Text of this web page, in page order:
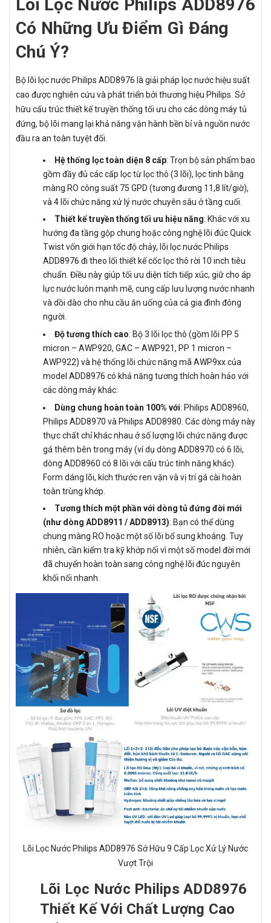
Lõi Lọc Nước Philips ADD8976
Có Những Ưu Điểm Gì Đáng
Chú Ý?
Bộ lõi lọc nước Philips ADD8976 là giải pháp lọc nước hiệu suất
cao được nghiên cứu và phát triển bởi thương hiệu Philips. Sở
hữu cấu trúc thiết kế truyền thống tối ưu cho các dòng máy tủ
đứng, bộ lõi mang lại khả năng vận hành bền bỉ và nguồn nước
đầu ra an toàn tuyệt đối.
Hệ thống lọc toàn diện 8 cấp: Trọn bộ sản phẩm bao
gồm đầy đủ các cấp lọc từ lọc thô (3 lõi), lọc tinh bằng
màng RO công suất 75 GPD (tương đương 11,8 lít/giờ),
và 4 lõi chức năng xử lý nước chuyên sâu ở tầng cuối.
Thiết kế truyền thống tối ưu hiệu năng: Khác với xu
hướng đa tầng gộp chung hoặc công nghệ lõi đúc Quick
Twist vốn giới hạn tốc độ chảy, lõi lọc nước Philips
ADD8976 đi theo lối thiết kế cốc lọc thô rời 10 inch tiêu
chuẩn. Điều này giúp tối ưu diện tích tiếp xúc, giữ cho áp
lực nước luôn mạnh mẽ, cung cấp lưu lượng nước nhanh
và dồi dào cho nhu cầu ăn uống của cả gia đình đông
người.
Độ tương thích cao: Bộ 3 lõi lọc thô (gồm lõi PP 5
micron – AWP920, GAC – AWP921, PP 1 micron –
AWP922) và hệ thống lõi chức năng mã AWP9xx của
model ADD8976 có khả năng tương thích hoàn hảo với
các dòng máy khác:
Dùng chung hoàn toàn 100% với: Philips ADD8960,
Philips ADD8970 và Philips ADD8980. Các dòng máy này
thực chất chỉ khác nhau ở số lượng lõi chức năng được
gá thêm bên trong máy (ví dụ dòng ADD8970 có 6 lõi,
dòng ADD8960 có 8 lõi với cấu trúc tính năng khác).
Form dáng lõi, kích thước ren vặn và vị trí gá cài hoàn
toàn trùng khớp.
Tương thích một phần với dòng tủ đứng đời mới
(như dòng ADD8911 / ADD8913): Bạn có thể dùng
chung màng RO hoặc một số lõi bổ sung khoáng. Tuy
nhiên, cần kiểm tra kỹ khớp nối vì một số model đời mới
đã chuyển hoàn toàn sang công nghệ lõi đúc nguyên
khối nối nhanh.
Lõi Lọc Nước Philips ADD8976 Sở Hữu 9 Cấp Lọc Xử Lý Nước
Vượt Trội
Lõi Lọc Nước Philips ADD8976
Thiết Kế Với Chất Lượng Cao